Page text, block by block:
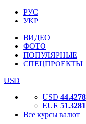
РУС
УКР
ВИДЕО
ФОТО
ПОПУЛЯРНЫЕ
СПЕЦПРОЕКТЫ
USD
USD 44.4278
EUR 51.3281
Все курсы валют